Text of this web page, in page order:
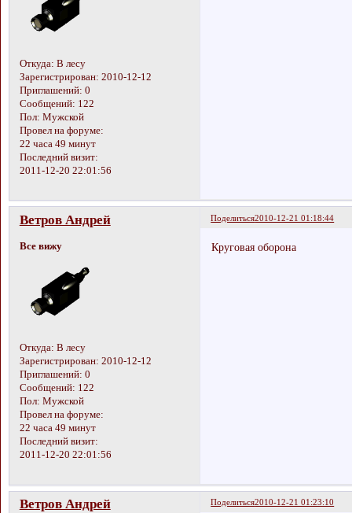
Откуда: В лесу
Зарегистрирован: 2010-12-12
Приглашений: 0
Сообщений: 122
Пол: Мужской
Провел на форуме:
22 часа 49 минут
Последний визит:
2011-12-20 22:01:56
Поделиться2010-12-21 01:18:44
Ветров Андрей
Все вижу
Откуда: В лесу
Зарегистрирован: 2010-12-12
Приглашений: 0
Сообщений: 122
Пол: Мужской
Провел на форуме:
22 часа 49 минут
Последний визит:
2011-12-20 22:01:56
Круговая оборона
Поделиться2010-12-21 01:23:10
Ветров Андрей